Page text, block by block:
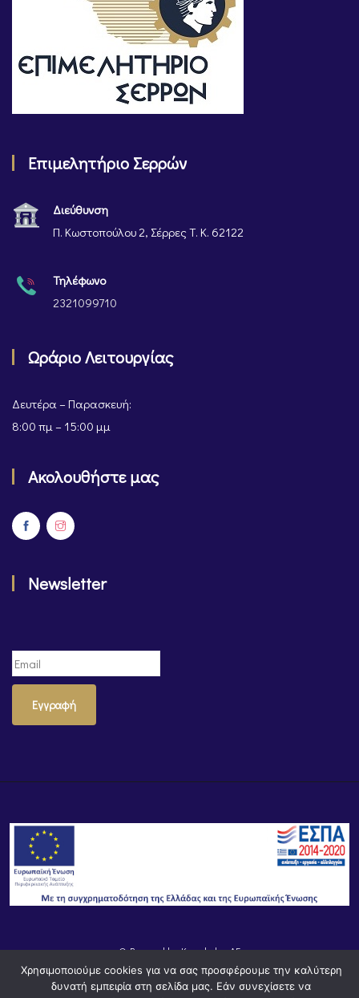
Επιμελητήριο Σερρών
Διεύθυνση
Π. Κωστοπούλου 2, Σέρρες Τ. Κ. 62122
Τηλέφωνο
2321099710
Ωράριο Λειτουργίας
Δευτέρα – Παρασκευή:
8:00 πμ – 15:00 μμ
Ακολουθήστε μας
Newsletter
Εγγραφή
© Powered byKnowledge AE
Χρησιμοποιούμε cookies για να σας προσφέρουμε την καλύτερη
δυνατή εμπειρία στη σελίδα μας. Εάν συνεχίσετε να